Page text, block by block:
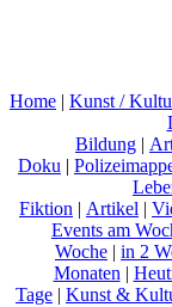
Home | Kunst /
Bildung |
Doku |
Fiktion | Artikel |
Events am
Woche | in 2
Monaten |
Tage | Kunst &